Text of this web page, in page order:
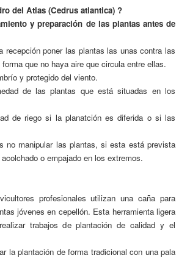
del Atlas (Cedrus atlantica) ?
y preparación de las plantas antes de
poner las plantas las unas contra las
que no haya aire que circula entre ellas.
y protegido del viento.
de las plantas que está situadas en los
de riego si la planatción es diferida o si las
manipular las plantas, si esta está prevista
o empajado en los extremos.
profesionales utilizan una caña para
jóvenes en cepellón. Esta herramienta ligera
trabajos de plantación de calidad y el
la plantación de forma tradicional con una pala